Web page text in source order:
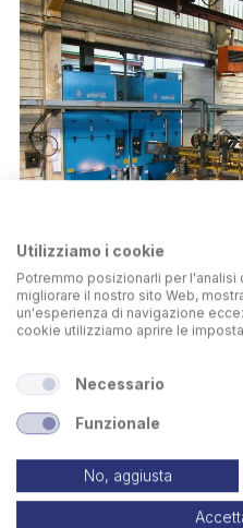
Utilizziamo i cookie
Potremmo posizionarli per
migliorare il nostro sito Web,
un'esperienza di navigazione
cookie utilizziamo aprire le
Necessario
Funzionale
No, aggiusta